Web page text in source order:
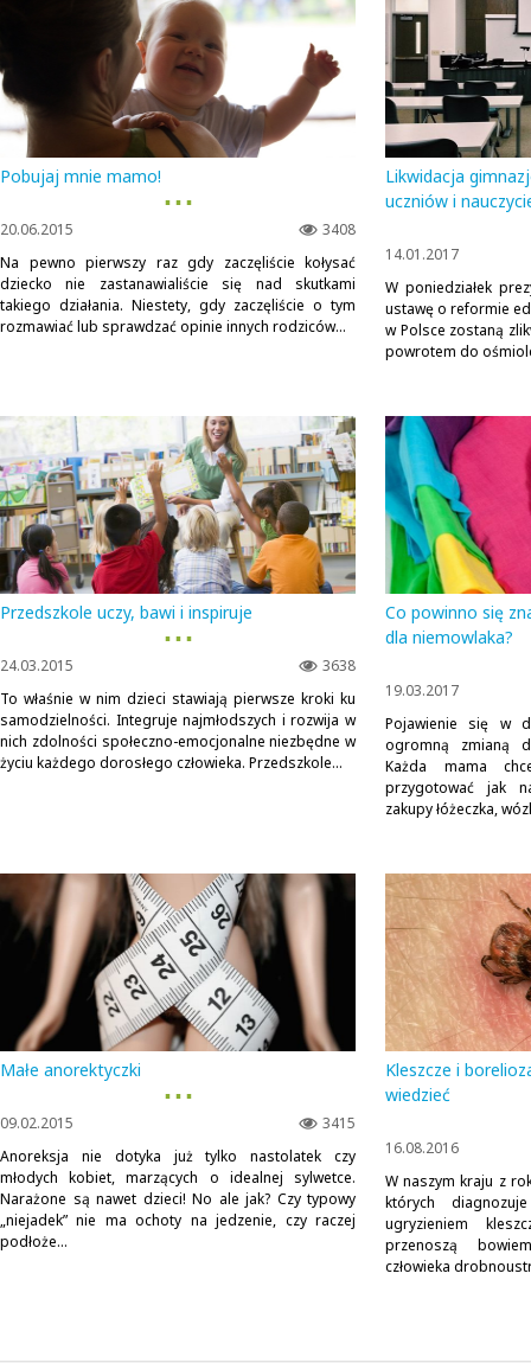
Pobujaj mnie mamo!
▪ ▪ ▪
3408
20.06.2015
Na pewno pierwszy raz gdy zaczęliście kołysać
dziecko nie zastanawialiście się nad skutkami
takiego działania. Niestety, gdy zaczęliście o tym
rozmawiać lub sprawdzać opinie innych rodziców...
Likwidacja
uczniów i
14.01.2017
W poniedziałek
ustawę o reformie
w Polsce zostaną
powrotem do
Przedszkole uczy, bawi i inspiruje
▪ ▪ ▪
3638
24.03.2015
To właśnie w nim dzieci stawiają pierwsze kroki ku
samodzielności. Integruje najmłodszych i rozwija w
nich zdolności społeczno-emocjonalne niezbędne w
życiu każdego dorosłego człowieka. Przedszkole...
Co powinno się
dla niemowlaka?
19.03.2017
Pojawienie się w
ogromną zmianą
Każda mama
przygotować jak
zakupy łóżeczka,
Małe anorektyczki
▪ ▪ ▪
3415
09.02.2015
Anoreksja nie dotyka już tylko nastolatek czy
młodych kobiet, marzących o idealnej sylwetce.
Narażone są nawet dzieci! No ale jak? Czy typowy
„niejadek” nie ma ochoty na jedzenie, czy raczej
podłoże...
Kleszcze i
wiedzieć
16.08.2016
W naszym kraju z
których
ugryzieniem
przenoszą
człowieka